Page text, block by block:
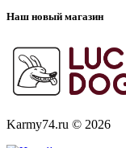
Наш новый магазин
Karmy74.ru © 2026